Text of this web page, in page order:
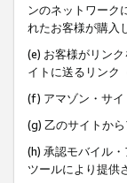
ンのネットワーク
れたお客様が購入
(e) お客様がリン
イトに送るリンク
(f) アマゾン・サ
(g) 乙のサイトか
(h) 承認モバイル
ツールにより提供